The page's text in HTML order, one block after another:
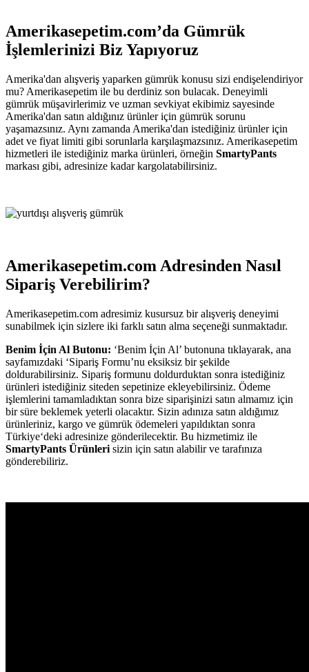
Amerikasepetim.com’da Gümrük
İşlemlerinizi Biz Yapıyoruz
Amerika'dan alışveriş yaparken gümrük konusu sizi endişelendiriyor
mu? Amerikasepetim ile bu derdiniz son bulacak. Deneyimli
gümrük müşavirlerimiz ve uzman sevkiyat ekibimiz sayesinde
Amerika'dan satın aldığınız ürünler için gümrük sorunu
yaşamazsınız. Aynı zamanda Amerika'dan istediğiniz ürünler için
adet ve fiyat limiti gibi sorunlarla karşılaşmazsınız. Amerikasepetim
hizmetleri ile istediğiniz marka ürünleri, örneğin SmartyPants
markası gibi, adresinize kadar kargolatabilirsiniz.
Amerikasepetim.com Adresinden Nasıl
Sipariş Verebilirim?
Amerikasepetim.com adresimiz kusursuz bir alışveriş deneyimi
sunabilmek için sizlere iki farklı satın alma seçeneği sunmaktadır.
Benim İçin Al Butonu: ‘Benim İçin Al’ butonuna tıklayarak, ana
sayfamızdaki ‘Sipariş Formu’nu eksiksiz bir şekilde
doldurabilirsiniz. Sipariş formunu doldurduktan sonra istediğiniz
ürünleri istediğiniz siteden sepetinize ekleyebilirsiniz. Ödeme
işlemlerini tamamladıktan sonra bize siparişinizi satın almamız için
bir süre beklemek yeterli olacaktır. Sizin adınıza satın aldığımız
ürünleriniz, kargo ve gümrük ödemeleri yapıldıktan sonra
Türkiye‘deki adresinize gönderilecektir. Bu hizmetimiz ile
SmartyPants Ürünleri sizin için satın alabilir ve tarafınıza
gönderebiliriz.